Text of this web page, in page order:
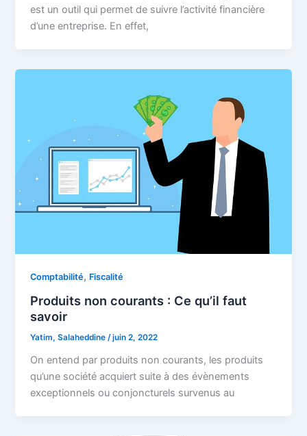
est un outil qui permet de suivre l’activité financière
d’une entreprise. En effet,
Comptabilité, Fiscalité
Produits non courants : Ce qu’il faut
savoir
Yatim, Salaheddine/juin 2, 2022
On entend par produits non courants, les produits
qu’une société acquiert suite à des évènements
exceptionnels ou conjoncturels survenus au